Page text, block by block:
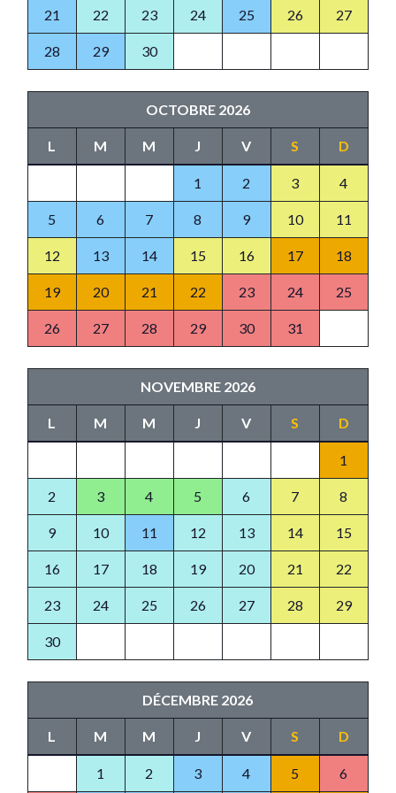
21 22 23 24 25 26 27
28 29 30
OCTOBRE 2026
L M M J V S D
1 2 3 4
5 6 7 8 9 10 11
12 13 14 15 16 17 18
19 20 21 22 23 24 25
26 27 28 29 30 31
NOVEMBRE 2026
L M M J V S D
1
2 3 4 5 6 7 8
9 10 11 12 13 14 15
16 17 18 19 20 21 22
23 24 25 26 27 28 29
30
DÉCEMBRE 2026
L M M J V S D
1 2 3 4 5 6